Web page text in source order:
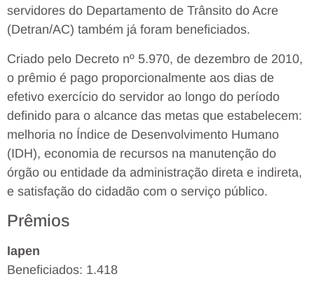
servidores do Departamento de Trânsito do Acre
(Detran/AC) também já foram beneficiados.
Criado pelo Decreto nº 5.970, de dezembro de 2010,
o prêmio é pago proporcionalmente aos dias de
efetivo exercício do servidor ao longo do período
definido para o alcance das metas que estabelecem:
melhoria no Índice de Desenvolvimento Humano
(IDH), economia de recursos na manutenção do
órgão ou entidade da administração direta e indireta,
e satisfação do cidadão com o serviço público.
Prêmios
Iapen
Beneficiados: 1.418